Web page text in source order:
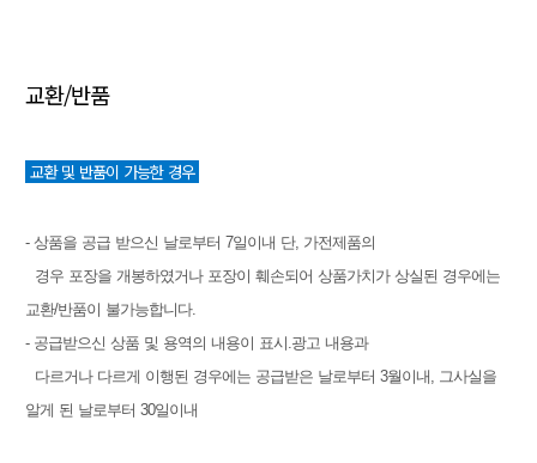
교환/반품
교환 및 반품이 가능한 경우
- 상품을 공급 받으신 날로부터 7일이내 단, 가전제품의
경우 포장을 개봉하였거나 포장이 훼손되어 상품가치가 상실된 경우에는
교환/반품이 불가능합니다.
- 공급받으신 상품 및 용역의 내용이 표시.광고 내용과
다르거나 다르게 이행된 경우에는 공급받은 날로부터 3월이내, 그사실을
알게 된 날로부터 30일이내